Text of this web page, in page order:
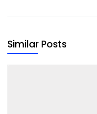
Similar Posts